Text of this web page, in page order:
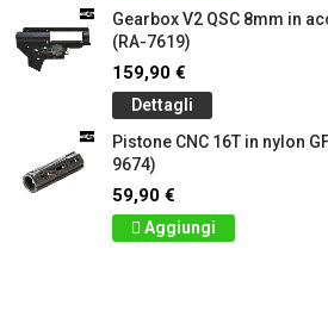
Gearbox V2 QSC 8mm in
(RA-7619)
159,90 €
Dettagli
Pistone CNC 16T in nylon
9674)
59,90 €
Aggiungi